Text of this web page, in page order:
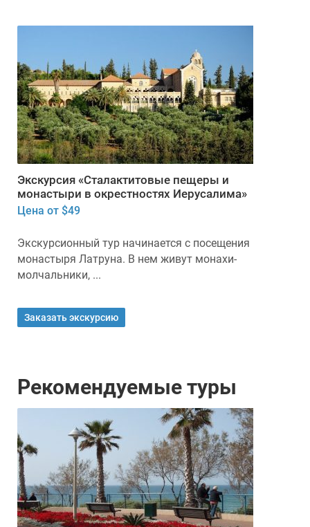
Экскурсия «Сталактитовые пещеры и
монастыри в окрестностях Иерусалима»
Цена от $49
Экскурсионный тур начинается с посещения
монастыря Латруна. В нем живут монахи-
молчальники, ...
Заказать экскурсию
Рекомендуемые туры